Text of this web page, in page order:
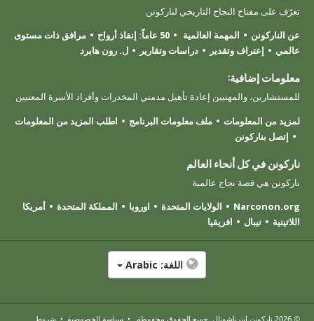
تعرّف على مفتاح النجاح التاريخي لناركونن
عن الناركونن
المهمة العالمية 50 عاماً: إنقاذ أرواح
مرافق ذات مستوى
عالمي
إعتراف وتقدير دراسات وتقارير ل. رون هابرد
معلومات إضافية:
للمستشارين، والمهنيين إعادة تأهيل مدمني المخدرات وأفراد الأسرة المعنيين
لمزيد من المعلومات
ملف معلومات البرنامج
اطلب المزيد من المعلومات
إتصل بناركونن
ناركونن في كل أنحاء العالم
ناركونن هي قصة نجاح عالمية
Narconon.org
الولايات المتحدة اوروبا المملكة المتحدة
أمريكا
اللاتينية
نيبال افريقيا
اللغة:
© 2026 ناركونن إنترناشونال. جميع الحقوق محفوظة. • سياسة الخصوصية • شروط